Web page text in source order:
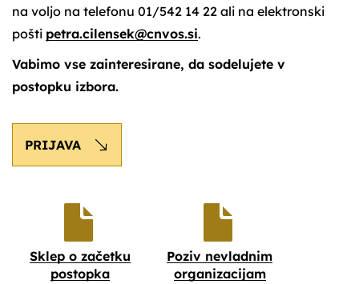
na voljo na telefonu 01/542 14 22 ali na elektronski
pošti petra.cilensek@cnvos.si.
Vabimo vse zainteresirane, da sodelujete v
postopku izbora.
PRIJAVA
Sklep o začetku
postopka
Poziv nevladnim
organizacijam